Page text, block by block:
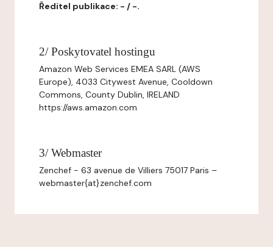
Ředitel publikace: - / -.
2/ Poskytovatel hostingu
Amazon Web Services EMEA SARL (AWS
Europe), 4033 Citywest Avenue, Cooldown
Commons, County Dublin, IRELAND
https://aws.amazon.com
3/ Webmaster
Zenchef - 63 avenue de Villiers 75017 Paris –
webmaster{at}zenchef.com